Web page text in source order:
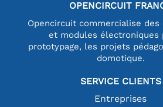
OPENCIRCUIT
Opencircuit commercialise des
et modules électroniques
prototypage, les projets
domotique.
SERVICE CLIENTS
Entreprises